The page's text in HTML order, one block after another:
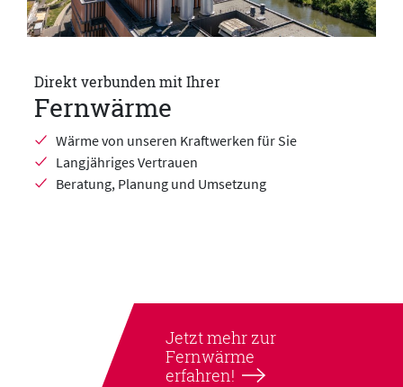
Direkt verbunden mit Ihrer
Fernwärme
Wärme von unseren Kraftwerken für Sie
Langjähriges Vertrauen
Beratung, Planung und Umsetzung
Jetzt mehr zur
Fernwärme
erfahren!